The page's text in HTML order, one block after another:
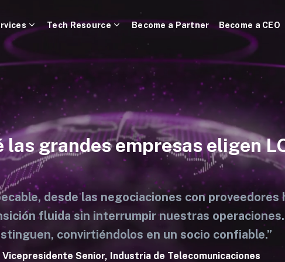
Tech Resource Become a Partner Become a CEO
las grandes empresas eligen
desde las negociaciones con
fluida sin interrumpir nuestras
convirtiéndolos en un socio confiable.”
Vicepresidente Senior, Industria de Telecomunicaciones